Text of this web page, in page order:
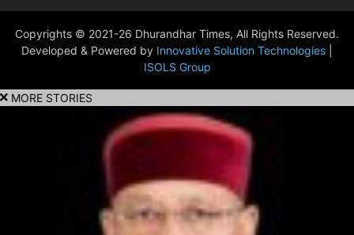
Copyrights © 2021-26 Dhurandhar Times, All Rights Reserved.
Developed & Powered by Innovative Solution Technologies
ISOLS Group
MORE STORIES